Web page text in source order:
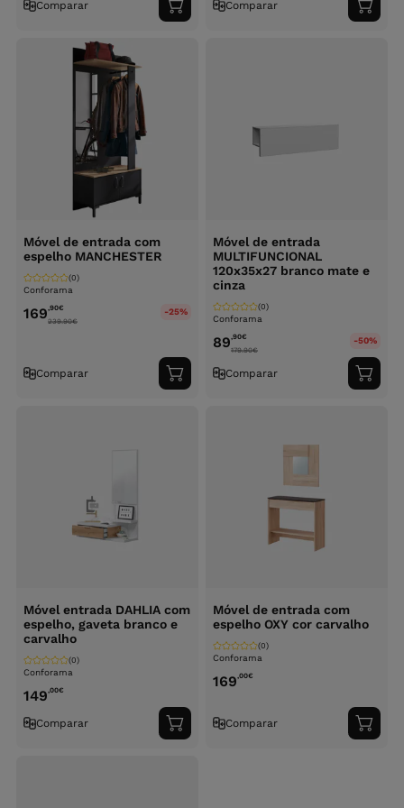
Comparar
Adicionar
ao
Comparar
ao
Móvel de entrada com
espelho MANCHESTER
Conforama
(0)
169,90€
239.90€
-25%
Comparar
Adicionar
ao
Móvel de entrada
MULTIFUNCIONAL
120x35x27 branco mate e
cinza
Conforama
(0)
89,90€
179.90€
-50%
Comparar
ao
Móvel entrada DAHLIA com
espelho, gaveta branco e
carvalho
Conforama
(0)
149,00€
Comparar
Adicionar
ao
Móvel de entrada com
espelho OXY cor carvalho
Conforama
(0)
169,00€
Comparar
ao